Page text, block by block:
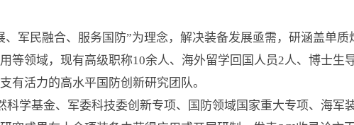
、军民融合、服务国防”为理念，解决装备发展亟需，研涵盖单
等领域，现有高级职称10余人、海外留学回国人员2人、博士生
有活力的高水平国防创新研究团队。
科学基金、军委科技委创新专项、国防领域国家重大专项、海军